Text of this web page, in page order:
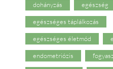
dohányzás egészség
egészséges táplálkozás
egészséges életmód
endometriózis